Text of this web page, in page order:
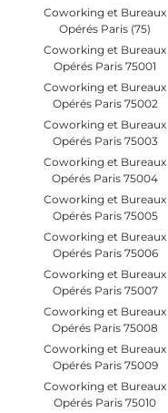
Coworking et Bureaux
Opérés Paris (75)
Coworking et Bureaux
Opérés Paris 75001
Coworking et Bureaux
Opérés Paris 75002
Coworking et Bureaux
Opérés Paris 75003
Coworking et Bureaux
Opérés Paris 75004
Coworking et Bureaux
Opérés Paris 75005
Coworking et Bureaux
Opérés Paris 75006
Coworking et Bureaux
Opérés Paris 75007
Coworking et Bureaux
Opérés Paris 75008
Coworking et Bureaux
Opérés Paris 75009
Coworking et Bureaux
Opérés Paris 75010